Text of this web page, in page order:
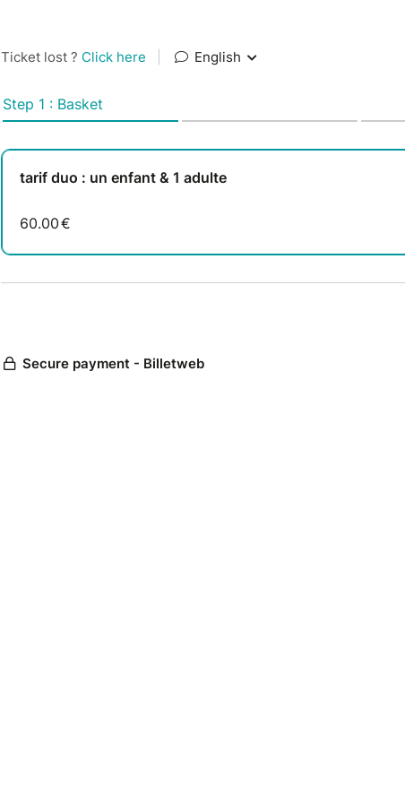
Ticket lost ? Click here English
Step 1 : Basket
tarif duo : un enfant & 1 adulte
60.00€
Secure payment - Billetweb